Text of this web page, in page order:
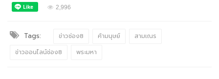
2,996
Tags: ข่าวช่อง8 ค้ามนุษย์
สามเณร
ข่าวออนไลน์ช่อง8
พระมหา